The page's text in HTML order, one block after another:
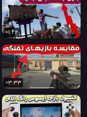
# بازی Need for Speed ​​
# بازی Need for Speed Heat
# نسخه جدید Need For Speed
7.3 هزار بازدید
7 سال پیش
01:42
03:33